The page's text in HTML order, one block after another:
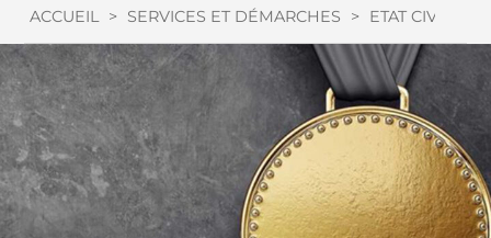
ACCUEIL > SERVICES ET DÉMARCHES > ETAT CIVIL